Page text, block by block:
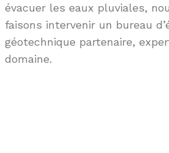
évacuer les eaux pluviales,
faisons intervenir un bureau
géotechnique partenaire,
domaine.